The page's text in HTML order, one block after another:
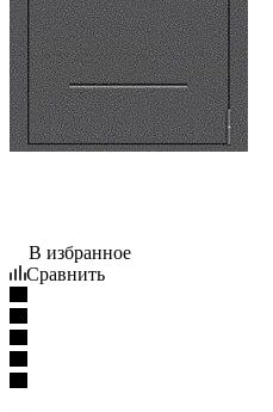
В избранное
Сравнить